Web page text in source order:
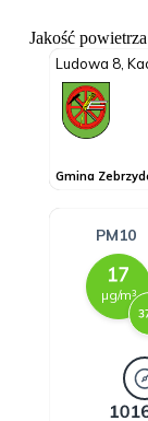
Jakość